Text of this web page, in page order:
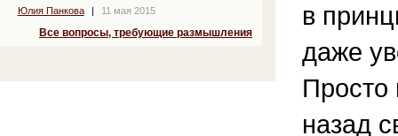
Юлия Панкова
11 мая 2015
Все вопросы, требующие размышления
в
даже
Просто
назад